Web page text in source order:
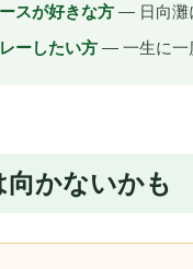
スが好きな方 — 日向灘
ーしたい方 — 一生に一
かないかも